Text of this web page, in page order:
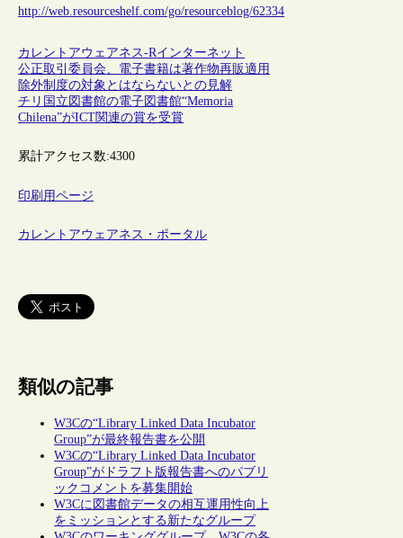
http://web.resourceshelf.com/go/resourceblog/62334
カレントアウェアネス-Rインターネット
公正取引委員会、電子書籍は著作物再販適用
除外制度の対象とはならないとの見解
チリ国立図書館の電子図書館“Memoria
Chilena”がICT関連の賞を受賞
累計アクセス数:4300
印刷用ページ
カレントアウェアネス・ポータル
類似の記事
W3Cの“Library Linked Data Incubator
Group”が最終報告書を公開
W3Cの“Library Linked Data Incubator
Group”がドラフト版報告書へのパブリ
ックコメントを募集開始
W3Cに図書館データの相互運用性向上
をミッションとする新たなグループ